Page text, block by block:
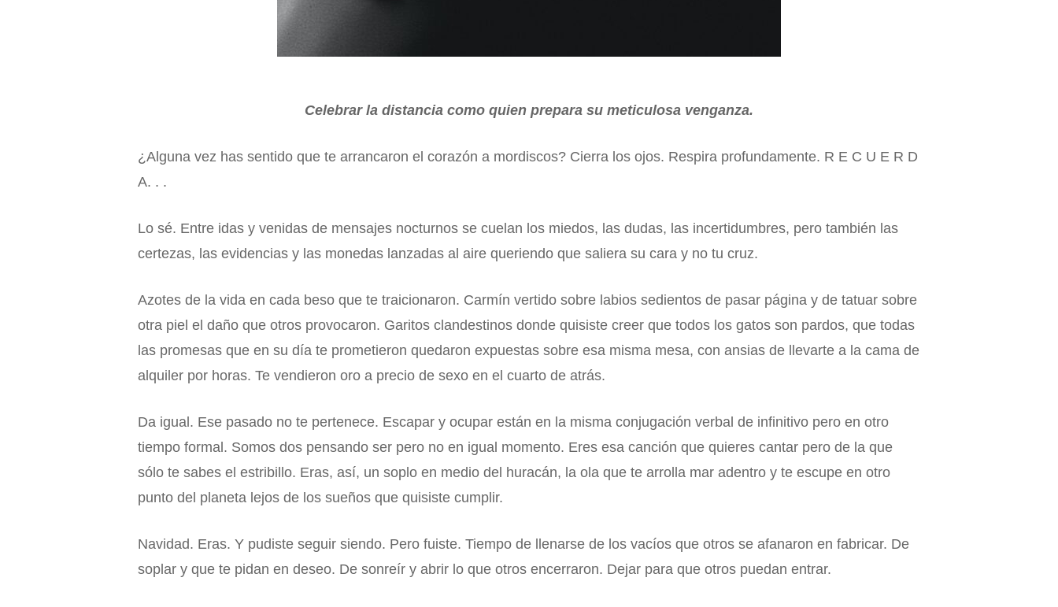
Celebrar la distancia como quien prepara su meticulosa venganza.
¿Alguna vez has sentido que te arrancaron el corazón a mordiscos? Cierra los ojos. Respira profundamente. R E C U E R D
A. . .
Lo sé. Entre idas y venidas de mensajes nocturnos se cuelan los miedos, las dudas, las incertidumbres, pero también las
certezas, las evidencias y las monedas lanzadas al aire queriendo que saliera su cara y no tu cruz.
Azotes de la vida en cada beso que te traicionaron. Carmín vertido sobre labios sedientos de pasar página y de tatuar sobre
otra piel el daño que otros provocaron. Garitos clandestinos donde quisiste creer que todos los gatos son pardos, que todas
las promesas que en su día te prometieron quedaron expuestas sobre esa misma mesa, con ansias de llevarte a la cama de
alquiler por horas. Te vendieron oro a precio de sexo en el cuarto de atrás.
Da igual. Ese pasado no te pertenece. Escapar y ocupar están en la misma conjugación verbal de infinitivo pero en otro
tiempo formal. Somos dos pensando ser pero no en igual momento. Eres esa canción que quieres cantar pero de la que
sólo te sabes el estribillo. Eras, así, un soplo en medio del huracán, la ola que te arrolla mar adentro y te escupe en otro
punto del planeta lejos de los sueños que quisiste cumplir.
Navidad. Eras. Y pudiste seguir siendo. Pero fuiste. Tiempo de llenarse de los vacíos que otros se afanaron en fabricar. De
soplar y que te pidan en deseo. De sonreír y abrir lo que otros encerraron. Dejar para que otros puedan entrar.